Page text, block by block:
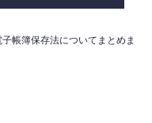
帳簿保存法についてまとめま